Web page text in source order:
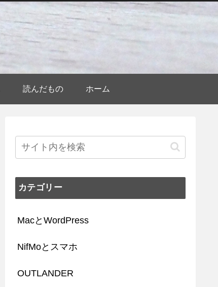
読んだもの ホーム
カテゴリー
MacとWordPress
NifMoとスマホ
OUTLANDER